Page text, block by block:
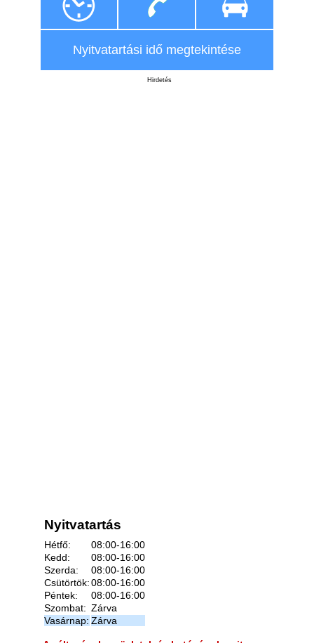
Nyitvatartási idő megtekintése
Hirdetés
Nyitvatartás
Hétfő:
08:00-16:00
Kedd:
08:00-16:00
Szerda:
08:00-16:00
Csütörtök:08:00-16:00
Péntek:
08:00-16:00
Szombat: Zárva
Vasárnap: Zárva